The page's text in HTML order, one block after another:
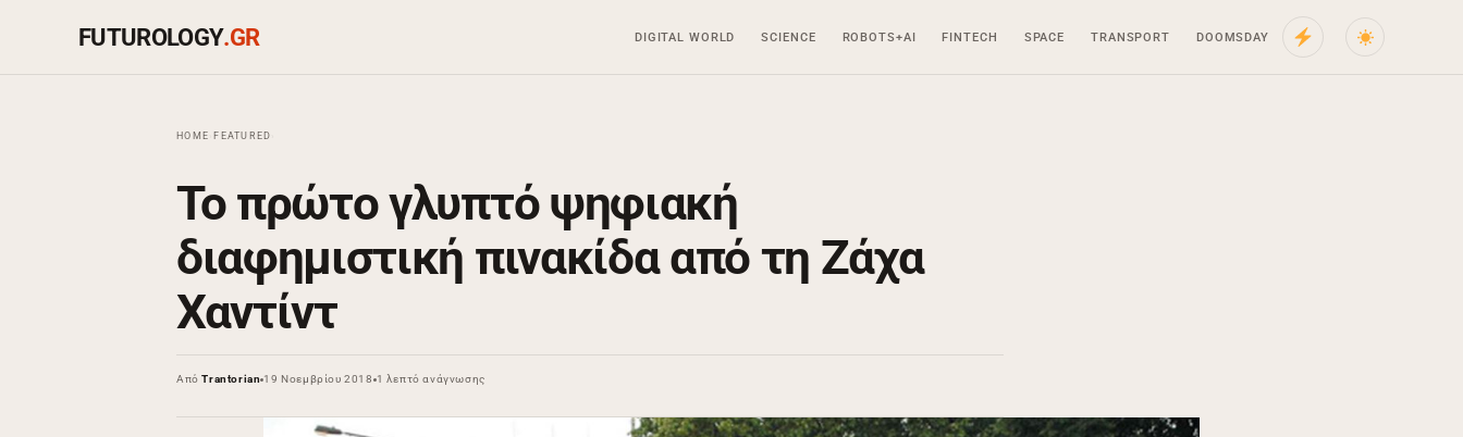
FUTUROLOGY.GR DIGITAL WORLD SCIENCE ROBOTS+AI FINTECH SPACE TRANSPORT DOOMSDAY
HOME FEATURED
Το πρώτο γλυπτό ψηφιακή
διαφημιστική πινακίδα από τη Ζάχα
Χαντίντ
ΑπόTrantorian 19 Νοεμβρίου 2018 1 λεπτό ανάγνωσης